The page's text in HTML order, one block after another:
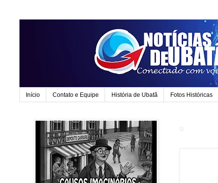
Início Contato e Equipe História de Ubatã Fotos Históricas